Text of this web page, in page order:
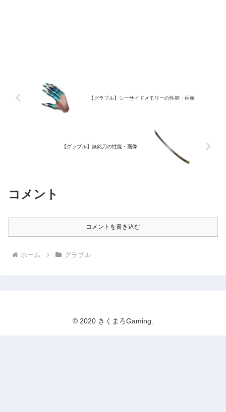
【グラブル】シーサイドメモリーの性能・画像
【グラブル】無銘刀の性能・画像
コメント
コメントを書き込む
ホーム グラブル
© 2020 きくまろGaming.